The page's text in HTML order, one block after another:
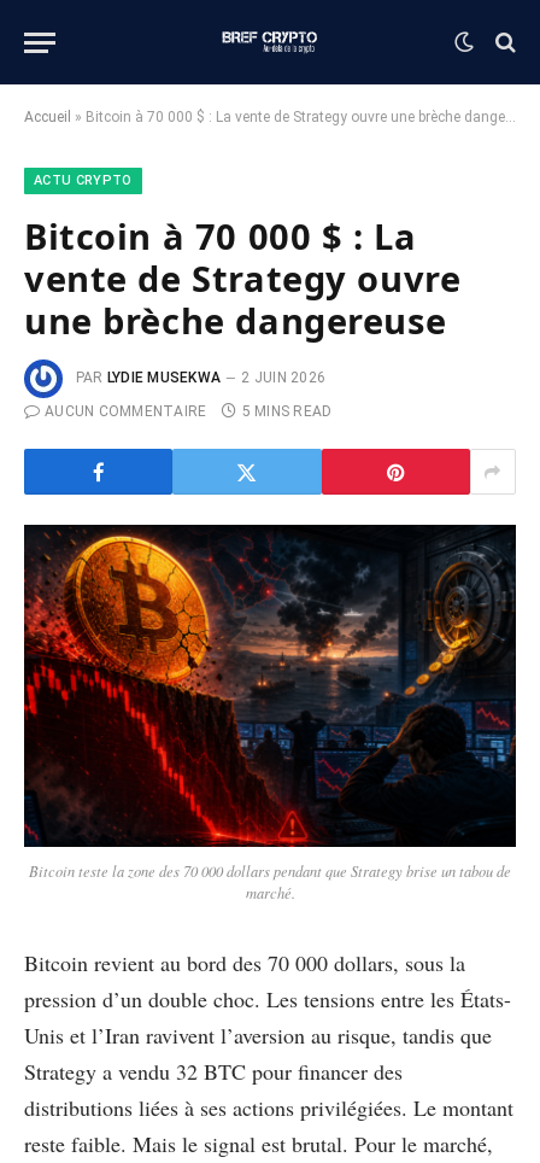
Accueil » Bitcoin à 70 000 $ : La vente de Strategy ouvre une brèche dangereuse
ACTU CRYPTO
Bitcoin à 70 000 $ : La
vente de Strategy ouvre
une brèche dangereuse
PAR LYDIE MUSEKWA
2 JUIN 2026
AUCUN COMMENTAIRE
5 MINS READ
Bitcoin teste la zone des 70 000 dollars pendant que Strategy brise un tabou de
marché.
Bitcoin revient au bord des 70 000 dollars, sous la
pression d’un double choc. Les tensions entre les États-
Unis et l’Iran ravivent l’aversion au risque, tandis que
Strategy a vendu 32 BTC pour financer des
distributions liées à ses actions privilégiées. Le montant
reste faible. Mais le signal est brutal. Pour le marché,